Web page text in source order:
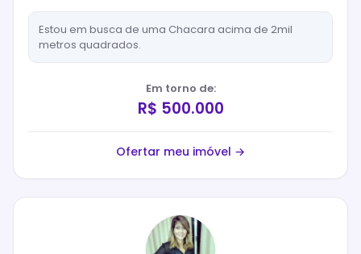
Estou em busca de uma Chacara acima de 2mil
metros quadrados.
Em torno de:
R$ 500.000
Ofertar meu imóvel →